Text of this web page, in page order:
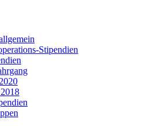
Stipendien